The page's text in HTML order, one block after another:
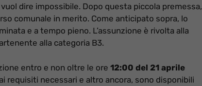
dire impossibile. Dopo questa piccola premessa,
comunale in merito. Come anticipato sopra, lo
e a tempo pieno. L’assunzione è rivolta alla
alla categoria B3.
entro e non oltre le ore 12:00 del 21 aprile
requisiti necessari e altro ancora, sono disponibili